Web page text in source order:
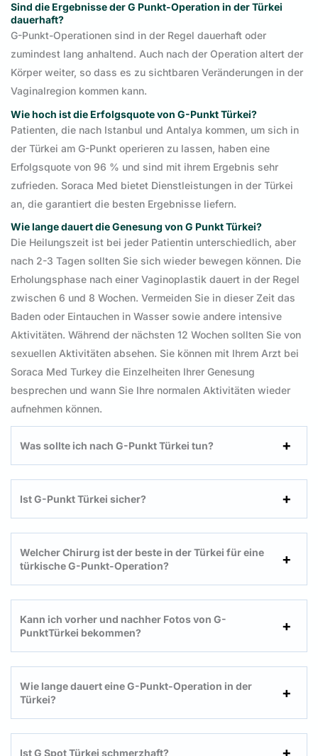
Sind die Ergebnisse der G Punkt-Operation in der Türkei
dauerhaft?
G-Punkt-Operationen sind in der Regel dauerhaft oder
zumindest lang anhaltend. Auch nach der Operation altert der
Körper weiter, so dass es zu sichtbaren Veränderungen in der
Vaginalregion kommen kann.
Wie hoch ist die Erfolgsquote von G-Punkt Türkei?
Patienten, die nach Istanbul und Antalya kommen, um sich in
der Türkei am G-Punkt operieren zu lassen, haben eine
Erfolgsquote von 96 % und sind mit ihrem Ergebnis sehr
zufrieden. Soraca Med bietet Dienstleistungen in der Türkei
an, die garantiert die besten Ergebnisse liefern.
Wie lange dauert die Genesung von G Punkt Türkei?
Die Heilungszeit ist bei jeder Patientin unterschiedlich, aber
nach 2-3 Tagen sollten Sie sich wieder bewegen können. Die
Erholungsphase nach einer Vaginoplastik dauert in der Regel
zwischen 6 und 8 Wochen. Vermeiden Sie in dieser Zeit das
Baden oder Eintauchen in Wasser sowie andere intensive
Aktivitäten. Während der nächsten 12 Wochen sollten Sie von
sexuellen Aktivitäten absehen. Sie können mit Ihrem Arzt bei
Soraca Med Turkey die Einzelheiten Ihrer Genesung
besprechen und wann Sie Ihre normalen Aktivitäten wieder
aufnehmen können.
Was sollte ich nach G-Punkt Türkei tun?
Ist G-Punkt Türkei sicher?
Welcher Chirurg ist der beste in der Türkei für eine
türkische G-Punkt-Operation?
Kann ich vorher und nachher Fotos von G-
PunktTürkei bekommen?
Wie lange dauert eine G-Punkt-Operation in der
Türkei?
Ist G Spot Türkei schmerzhaft?